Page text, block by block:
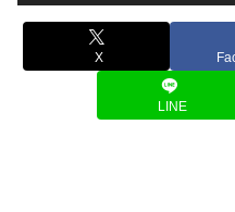
X
LINE